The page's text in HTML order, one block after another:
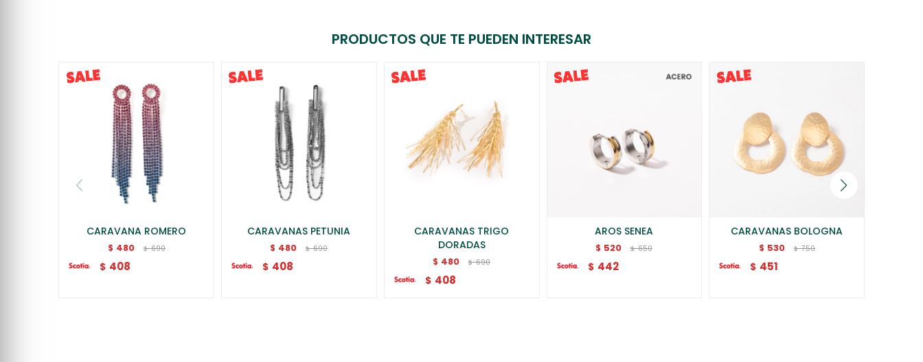
PRODUCTOS QUE TE PUEDEN INTERESAR
CARAVANA ROMERO
$ 480 $ 690
$ 408
CARAVANAS PETUNIA
$ 480 $ 690
$ 408
CARAVANAS TRIGO
DORADAS
$ 480 $ 690
$ 408
AROS SENEA
$ 520 $ 650
$ 442
CARAVANAS BOLOGNA
$ 530 $ 750
$ 451